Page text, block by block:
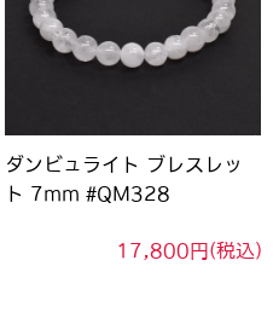
ダンビュライト ブレスレッ
ト 7mm #QM328
17,800円(税込)